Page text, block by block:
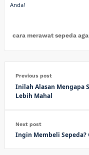
Anda!
cara merawat sepeda
Previous post
Inilah Alasan Mengapa
Lebih Mahal
Next post
Ingin Membeli Sepeda?